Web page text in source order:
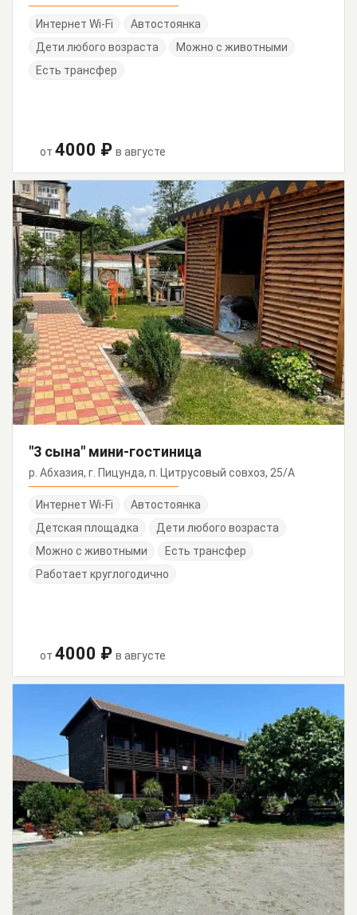
Интернет Wi-Fi
Автостоянка
Дети любого возраста
Можно с животными
Есть трансфер
от 4000 ₽ в августе
"3 сына" мини-гостиница
р. Абхазия, г. Пицунда, п. Цитрусовый совхоз, 25/А
Интернет Wi-Fi
Автостоянка
Детская площадка
Дети любого возраста
Можно с животными
Есть трансфер
Работает круглогодично
от 4000 ₽ в августе